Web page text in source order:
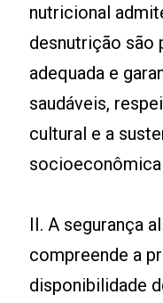
nutricional
desnutrição são
adequada e
saudáveis,
cultural e a
II. A segurança
compreende a
disponibilidade